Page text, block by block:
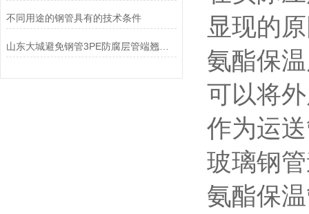
不同用途的钢管具有的技术条件
山东大城避免钢管3PE防腐层管端翘边的措施
显现的
氨酯保
可以将
作为运
玻璃钢
氨酯保